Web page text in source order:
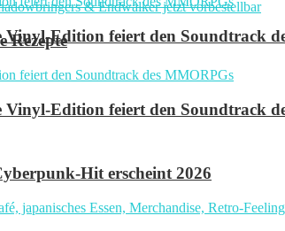
Edition feiert den Soundtrack
Hit erscheint 2026
Rezepte
Edition feiert den Soundtrack